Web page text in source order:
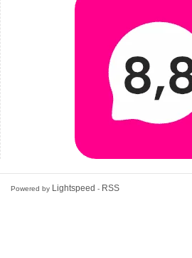
Powered by Lightspeed - RSS